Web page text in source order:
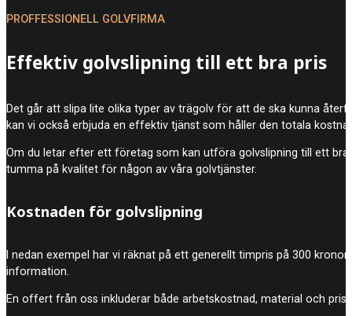
Effektiv golvslipning till ett bra pris
Det går att slipa lite olika typer av trägolv för att de ska kunna
kan vi också erbjuda en effektiv tjänst som håller den totala
Om du letar efter ett företag som kan utföra golvslipning till ett
tumma på kvalitet för någon av våra golvtjänster.
Kostnaden för golvslipning
I nedan exempel har vi räknat på ett generellt timpris på 300
information.
En offert från oss inkluderar både arbetskostnad, material och
PROFFESSIONELL GOLVFIRMA